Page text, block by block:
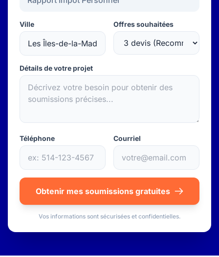
Ville Offres souhaitées
Détails de votre projet
Téléphone Courriel
Obtenir mes soumissions gratuites
Vos informations sont sécurisées et confidentielles.